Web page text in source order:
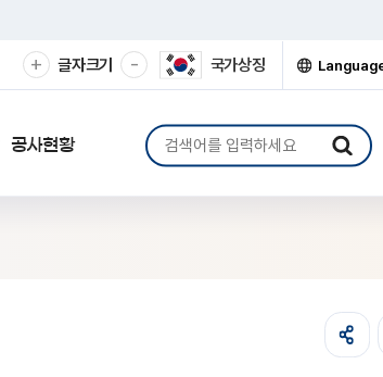
+확
대
보
글자크기 -축
소
서
보
기
국가상징
공사현황
검
색